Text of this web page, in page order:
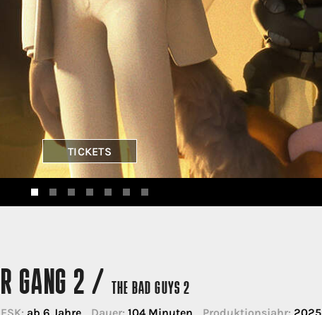
TICKETS
GANG 2 / THE BAD GUYS 2